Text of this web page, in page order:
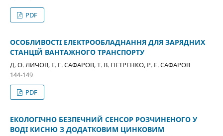
PDF
ОСОБЛИВОСТІ ЕЛЕКТРООБЛАДНАННЯ ДЛЯ ЗАРЯДНИХ
СТАНЦІЙ ВАНТАЖНОГО ТРАНСПОРТУ
Д. О. ЛИЧОВ, Е. Г. САФАРОВ, Т. В. ПЕТРЕНКО, Р. Е. САФАРОВ
144-149
PDF
ЕКОЛОГІЧНО БЕЗПЕЧНИЙ СЕНСОР РОЗЧИНЕНОГО У
ВОДІ КИСНЮ З ДОДАТКОВИМ ЦИНКОВИМ